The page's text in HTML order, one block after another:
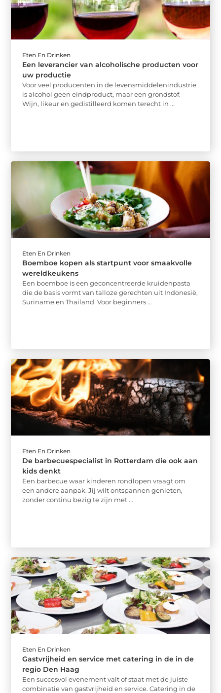
Eten En Drinken
Een leverancier van alcoholische producten voor
uw productie
Voor veel producenten in de levensmiddelenindustrie
is alcohol geen eindproduct, maar een grondstof.
Wijn, likeur en gedistilleerd komen terecht in ...
Eten En Drinken
Boemboe kopen als startpunt voor smaakvolle
wereldkeukens
Een boemboe is een geconcentreerde kruidenpasta
die de basis vormt van talloze gerechten uit Indonesië,
Suriname en Thailand. Voor beginners ...
Eten En Drinken
De barbecuespecialist in Rotterdam die ook aan
kids denkt
Een barbecue waar kinderen rondlopen vraagt om
een andere aanpak. Jij wilt ontspannen genieten,
zonder continu bezig te zijn met ...
Eten En Drinken
Gastvrijheid en service met catering in de in de
regio Den Haag
Een succesvol evenement valt of staat met de juiste
combinatie van gastvrijheid en service. Catering in de